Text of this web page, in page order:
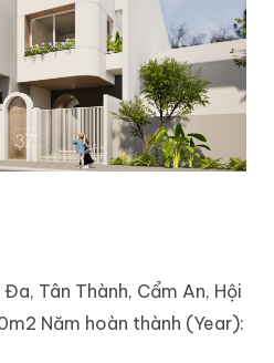
Tân Thành, Cẩm An, Hội
Năm hoàn thành (Year):